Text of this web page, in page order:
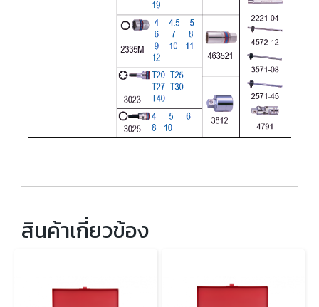
สินค้าเกี่ยวข้อง